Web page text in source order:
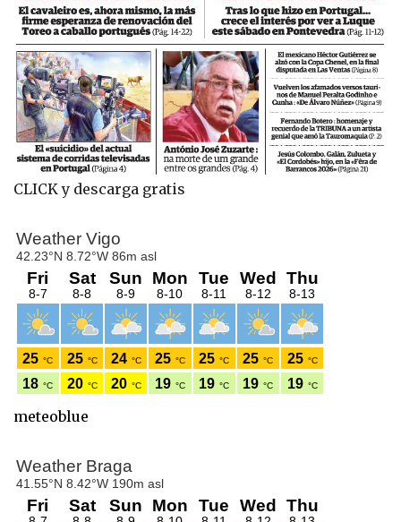
CLICK y descarga gratis
meteoblue